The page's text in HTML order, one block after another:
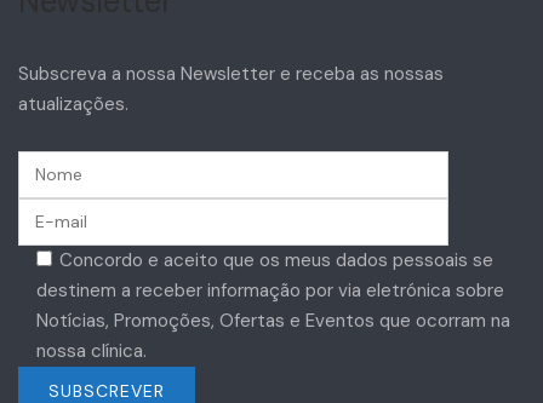
Subscreva a nossa Newsletter e receba as nossas
atualizações.
Concordo e aceito que os meus dados pessoais se
destinem a receber informação por via eletrónica sobre
Notícias, Promoções, Ofertas e Eventos que ocorram na
nossa clínica.